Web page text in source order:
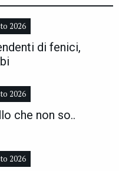
2026
di fenici,
2026
che non so..
2026